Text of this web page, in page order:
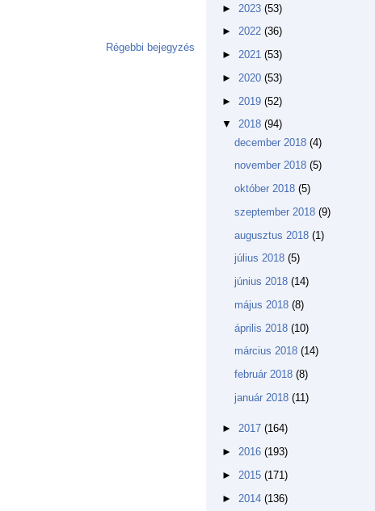
Régebbi bejegyzés
► 2023 (53)
► 2022 (36)
► 2021 (53)
► 2020 (53)
► 2019 (52)
▼ 2018 (94)
december 2018 (4)
november 2018 (5)
október 2018 (5)
szeptember 2018 (9)
augusztus 2018 (1)
július 2018 (5)
június 2018 (14)
május 2018 (8)
április 2018 (10)
március 2018 (14)
február 2018 (8)
január 2018 (11)
► 2017 (164)
► 2016 (193)
► 2015 (171)
► 2014 (136)